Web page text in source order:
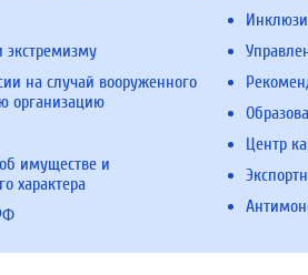
экстремизму
на случай вооруженного
организацию
имуществе и
характера
Центр